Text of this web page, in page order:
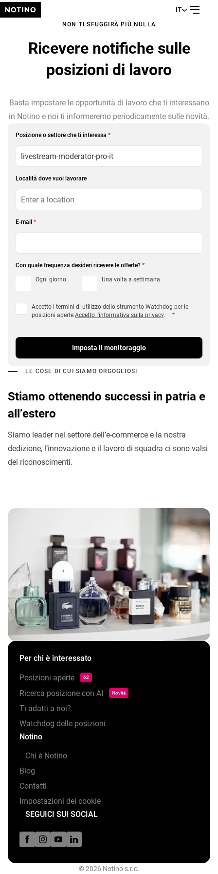
IT
NON TI SFUGGIRÀ PIÙ NULLA
Ricevere notifiche sulle
posizioni di lavoro
Basta impostare le opportunità di lavoro che ti interessano
in Notino e noi ti informeremo periodicamente sulle novità.
Posizione o settore che ti interessa *
Località dove vuoi lavorare
E-mail *
Con quale frequenza desideri ricevere le offerte? *
Ogni giorno Una volta a settimana
Accetto i termini di utilizzo dello strumento Watchdog per le
posizioni aperte Accetto l'informativa sulla privacy. *
Imposta il monitoraggio
LE COSE DI CUI SIAMO ORGOGLIOSI
Stiamo ottenendo successi in patria e
all’estero
Siamo leader nel settore dell’e-commerce e la nostra
dedizione, l’innovazione e il lavoro di squadra ci sono valsi
dei riconoscimenti.
Per chi è interessato
Posizioni aperte 62
Ricerca posizione con AI Novità
Ti adatti a noi?
Watchdog delle posizioni
Notino
Chi è Notino
Blog
Contatti
Impostazioni dei cookie
SEGUICI SUI SOCIAL
© 2026 Notino s.r.o.